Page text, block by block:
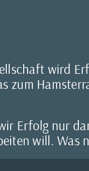
wird
zum
Erfolg nur
will. Was